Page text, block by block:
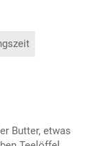
Butter, etwas